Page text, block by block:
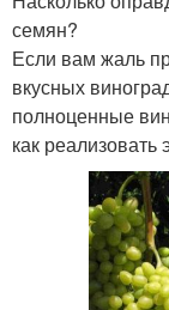
семян?
Если вам жаль
вкусных
полноценные
как реализовать